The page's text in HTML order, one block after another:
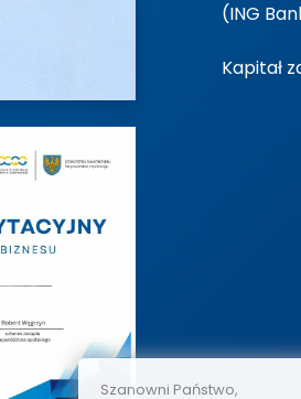
(ING
Kapitał
Szanowni Państwo,